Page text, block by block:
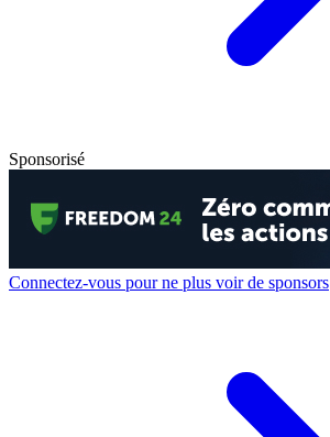
Sponsorisé
Connectez-vous pour ne plus voir de sponsors